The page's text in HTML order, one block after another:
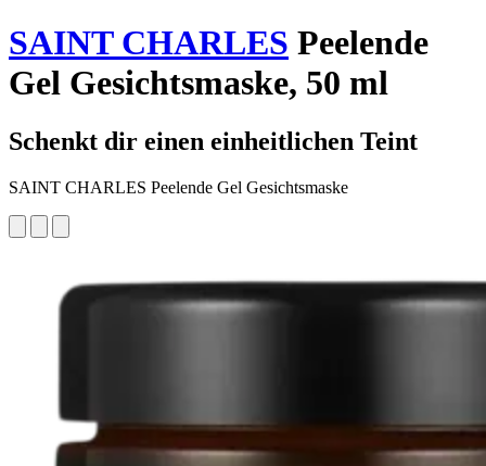
SAINT CHARLES Peelende
Gel Gesichtsmaske, 50 ml
Schenkt dir einen einheitlichen Teint
SAINT CHARLES Peelende Gel Gesichtsmaske